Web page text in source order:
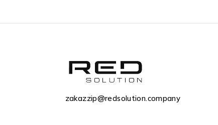
zakazzip@redsolution.company